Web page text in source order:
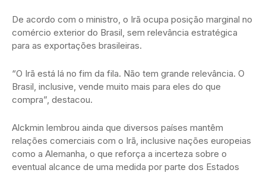
De acordo com o ministro, o Irã ocupa posição marginal no
comércio exterior do Brasil, sem relevância estratégica
para as exportações brasileiras.
“O Irã está lá no fim da fila. Não tem grande relevância. O
Brasil, inclusive, vende muito mais para eles do que
compra”, destacou.
Alckmin lembrou ainda que diversos países mantêm
relações comerciais com o Irã, inclusive nações europeias
como a Alemanha, o que reforça a incerteza sobre o
eventual alcance de uma medida por parte dos Estados